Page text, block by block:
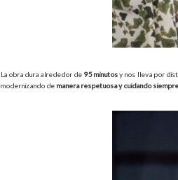
La obra dura alrededor de 95 minutosy nos lleva por
modernizando de manera respetuosa y cuidando